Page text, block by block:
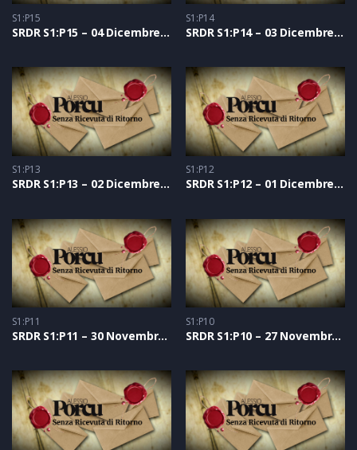
S1:P15
SRDR S1:P15 – 04 Dicembre 2020
S1:P14
SRDR S1:P14 – 03 Dicembre 2020
S1:P13
SRDR S1:P13 – 02 Dicembre 2020
S1:P12
SRDR S1:P12 – 01 Dicembre 2020
S1:P11
SRDR S1:P11 – 30 Novembre 2020
S1:P10
SRDR S1:P10 – 27 Novembre 2020